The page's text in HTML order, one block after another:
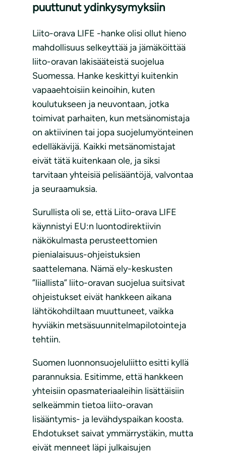
puuttunut ydinkysymyksiin
Liito-orava LIFE -hanke olisi ollut hieno
mahdollisuus selkeyttää ja jämäköittää
liito-oravan lakisääteistä suojelua
Suomessa. Hanke keskittyi kuitenkin
vapaaehtoisiin keinoihin, kuten
koulutukseen ja neuvontaan, jotka
toimivat parhaiten, kun metsänomistaja
on aktiivinen tai jopa suojelumyönteinen
edelläkävijä. Kaikki metsänomistajat
eivät tätä kuitenkaan ole, ja siksi
tarvitaan yhteisiä pelisääntöjä, valvontaa
ja seuraamuksia.
Surullista oli se, että Liito-orava LIFE
käynnistyi EU:n luontodirektiivin
näkökulmasta perusteettomien
pienialaisuus-ohjeistuksien
saattelemana. Nämä ely-keskusten
”liiallista” liito-oravan suojelua suitsivat
ohjeistukset eivät hankkeen aikana
lähtökohdiltaan muuttuneet, vaikka
hyviäkin metsäsuunnitelmapilotointeja
tehtiin.
Suomen luonnonsuojeluliitto esitti kyllä
parannuksia. Esitimme, että hankkeen
yhteisiin opasmateriaaleihin lisättäisiin
selkeämmin tietoa liito-oravan
lisääntymis- ja levähdyspaikan koosta.
Ehdotukset saivat ymmärrystäkin, mutta
eivät menneet läpi julkaisujen